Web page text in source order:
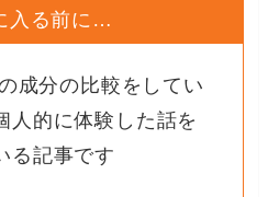
入る前に…
成分の比較をしてい
人的に体験した話を
る記事です